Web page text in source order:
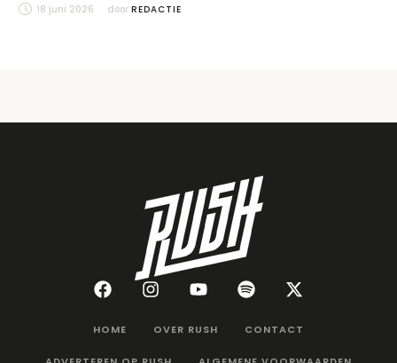
18 juni 2026 door REDACTIE
HOME OVER RUSH CONTACT